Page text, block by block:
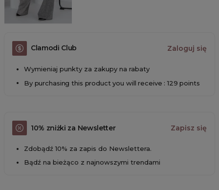
Clamodi Club Zaloguj się
Wymieniaj punkty za zakupy na rabaty
By purchasing this product you will receive : 129 points
10% zniżki za Newsletter Zapisz się
Zdobądź 10% za zapis do Newslettera.
Bądź na bieżąco z najnowszymi trendami